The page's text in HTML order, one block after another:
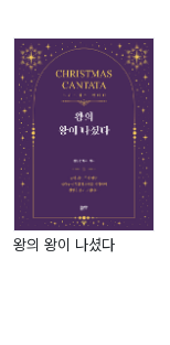
소망 -
왕의 왕이 나셨다